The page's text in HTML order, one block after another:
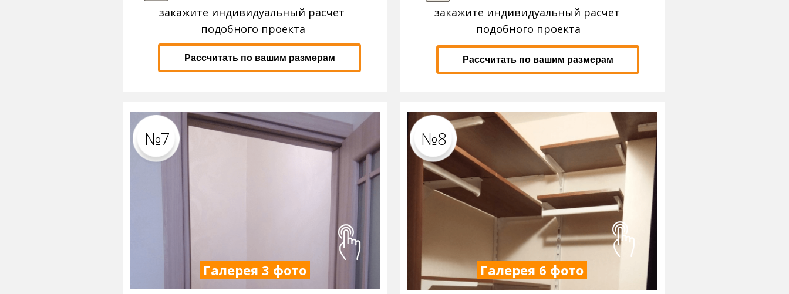
№7 №8
Галерея 6 фото
Галерея 3 фото
закажите индивидуальный расчет
подобного проекта
закажите индивидуальный расчет
подобного проекта
Рассчитать по вашим размерам
Рассчитать по вашим размерам